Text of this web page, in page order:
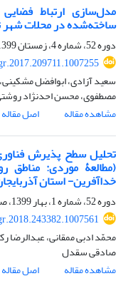
مدل‌‌سازی ارتباط
ساخته‌‌شده در محلات شهر
دوره 52، شماره 4، زمستان 1399، صفحه
سعید آزادی، ابوافضل
مصطفوی، محسن احدنژاد
مشاهده مقاله
اصل مقاله
تحلیل سطح پذیرش
(مطالعۀ موردی: مناطق
خداآفرین- استان
دوره 52، شماره 1، بهار 1399، صفحه
محمّد ادبی ممقانی، عبدالرضا
صادقی سقدل
مشاهده مقاله
اصل مقاله